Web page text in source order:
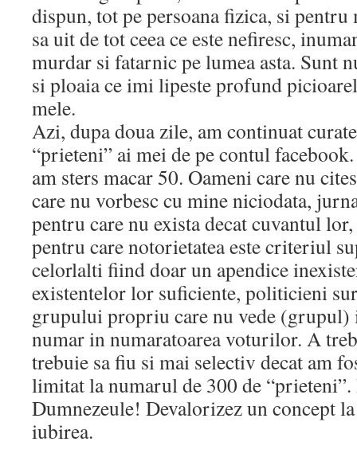
dispun, tot pe persoana fizica, si pentru
sa uit de tot ceea ce este nefiresc,
murdar si fatarnic pe lumea asta. Sunt
si ploaia ce imi lipeste profund
mele.
Azi, dupa doua zile, am continuat
“prieteni” ai mei de pe contul
am sters macar 50. Oameni care nu
care nu vorbesc cu mine niciodata,
pentru care nu exista decat cuvantul
pentru care notorietatea este criteriul
celorlalti fiind doar un apendice
existentelor lor suficiente, politicieni
grupului propriu care nu vede (grupul)
numar in numaratoarea voturilor. A
trebuie sa fiu si mai selectiv decat am
limitat la numarul de 300 de
Dumnezeule! Devalorizez un concept
iubirea.